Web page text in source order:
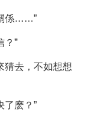
係……”
？”
猜去，不如想想
了麽？”